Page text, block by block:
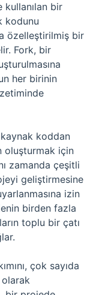
kullanılan bir
kodunu
özelleştirilmiş bir
Fork, bir
her birinin
koddan
oluşturmak için
zamanda çeşitli
geliştirmesine
izin
birden fazla
toplu bir çatı
çok sayıda
olarak